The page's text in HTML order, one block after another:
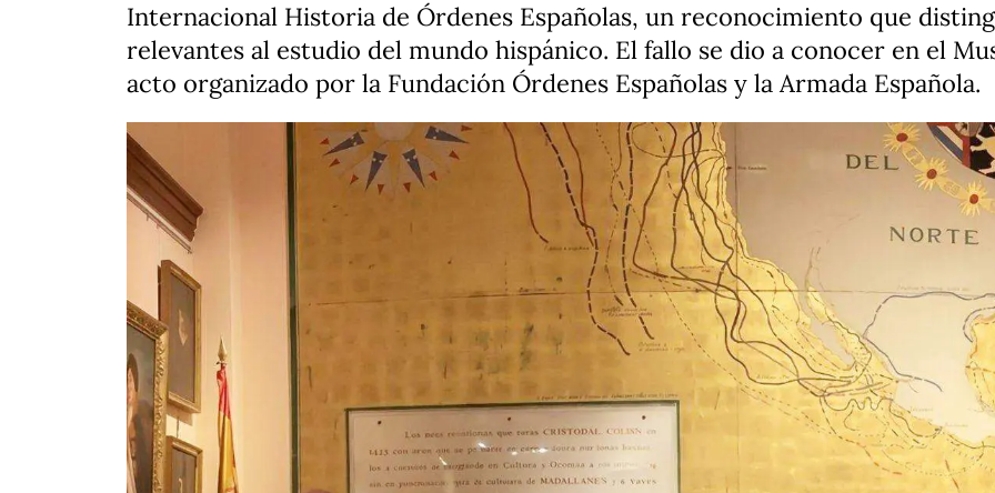
Internacional Historia de Órdenes Españolas, un reconocimiento que
relevantes al estudio del mundo hispánico. El fallo se dio a conocer en el
acto organizado por la Fundación Órdenes Españolas y la Armada Española.